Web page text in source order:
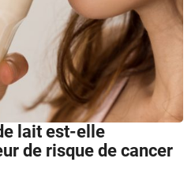
lait est-elle
de risque de cancer